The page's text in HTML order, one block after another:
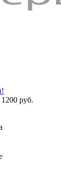
1200 руб.